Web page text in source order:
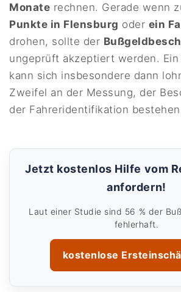
Monate rechnen. Gerade wenn
Punkte in Flensburg oder ein
drohen, sollte der
ungeprüft akzeptiert werden. Ein
kann sich insbesondere dann
Zweifel an der Messung, der
der Fahreridentifikation
Jetzt kostenlos Hilfe vom
anfordern!
Laut einer Studie sind 56 % der
fehlerhaft.
kostenlose